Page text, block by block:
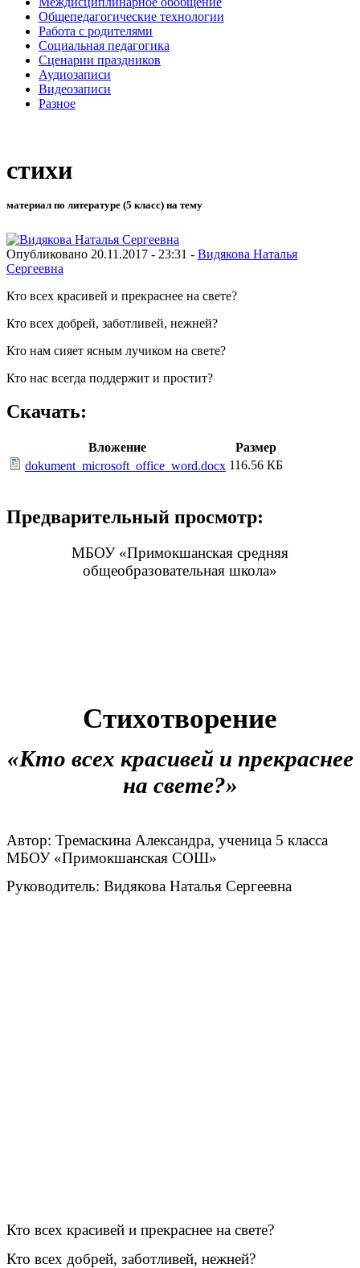
Общепедагогические технологии
Работа с родителями
Социальная педагогика
Сценарии праздников
Аудиозаписи
Видеозаписи
Разное
стихи
материал по литературе (5 класс) на тему
Опубликовано 20.11.2017 - 23:31 - Видякова Наталья
Сергеевна
Кто всех красивей и прекраснее на свете?
Кто всех добрей, заботливей, нежней?
Кто нам сияет ясным лучиком на свете?
Кто нас всегда поддержит и простит?
Скачать:
Вложение
Размер
dokument_microsoft_office_word.docx 116.56 КБ
Предварительный просмотр:
МБОУ «Примокшанская средняя
общеобразовательная школа»
Стихотворение
«Кто всех красивей и прекраснее
на свете?»
Автор: Тремаскина Александра, ученица 5 класса
МБОУ «Примокшанская СОШ»
Руководитель: Видякова Наталья Сергеевна
Кто всех красивей и прекраснее на свете?
Кто всех добрей, заботливей, нежней?